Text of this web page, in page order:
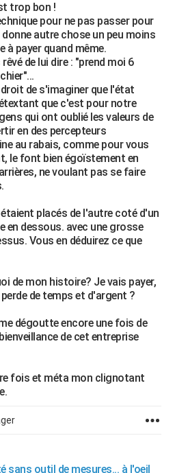
trop bon !
pour ne pas passer pour
autre chose un peu moins
à payer quand même.
de lui dire : "prend moi 6
de s'imaginer que l'état
que c'est pour notre
qui ont oublié les valeurs de
en des percepteurs
au rabais, comme pour vous
le font bien égoïstement en
ne voulant pas se faire
placés de l'autre coté d'un
en dessous. avec une grosse
Vous en déduirez ce que
de mon histoire? Je vais payer,
de temps et d'argent ?
dégoutte encore une fois de
de cet entreprise
fois et méta mon clignotant
sans outil de mesures... à l'oeil